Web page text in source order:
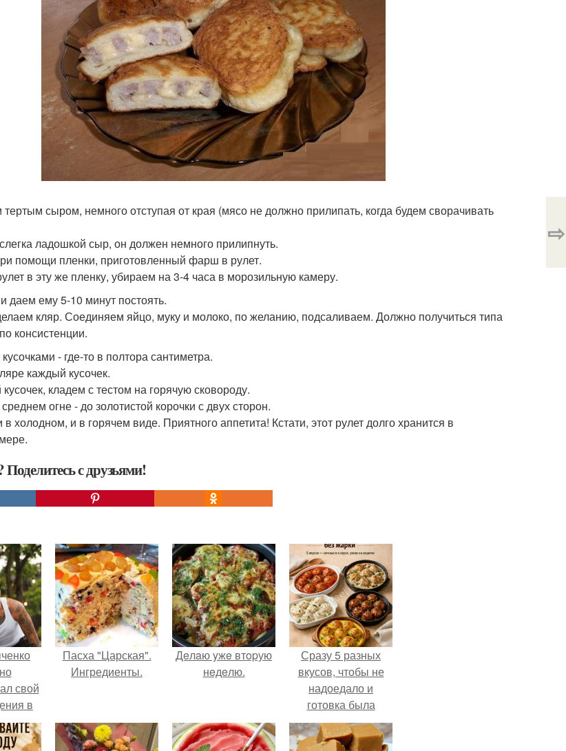
сыром, немного отступая от края (мясо не должно прилипать, когда будем сворачивать
ладошкой сыр, он должен немного прилипнуть.
помощи пленки, приготовленный фарш в рулет.
в эту же пленку, убираем на 3-4 часа в морозильную камеру.
даем ему 5-10 минут постоять.
кляр. Соединяем яйцо, муку и молоко, по желанию, подсаливаем. Должно получиться типа
консистенции.
- где-то в полтора сантиметра.
каждый кусочек.
кладем с тестом на горячую сковороду.
огне - до золотистой корочки с двух сторон.
в холодном, и в горячем виде. Приятного аппетита! Кстати, этот рулет долго хранится в
с друзьями!
⇨
свой
в
Пасха "Царская".
Ингредиенты.
Дeлaю yжe втopую
нeдeлю.
Сразу 5 разных
вкусов, чтобы не
надоедало и
готовка была
проще.